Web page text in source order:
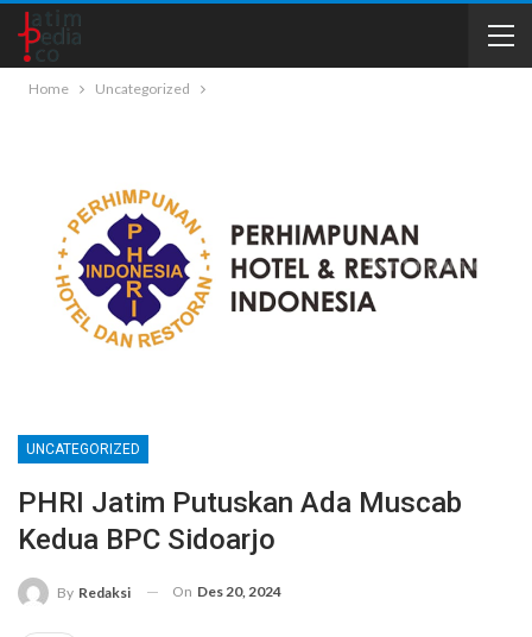
Home Uncategorized
UNCATEGORIZED
PHRI Jatim Putuskan Ada Muscab
Kedua BPC Sidoarjo
By Redaksi On Des 20, 2024